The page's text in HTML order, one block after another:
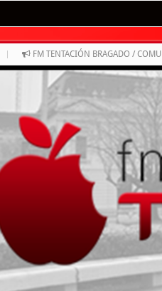
FM TENTACIÓN BRAGADO /